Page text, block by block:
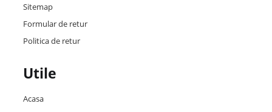
Sitemap
Formular de retur
Politica de retur
Utile
Acasa